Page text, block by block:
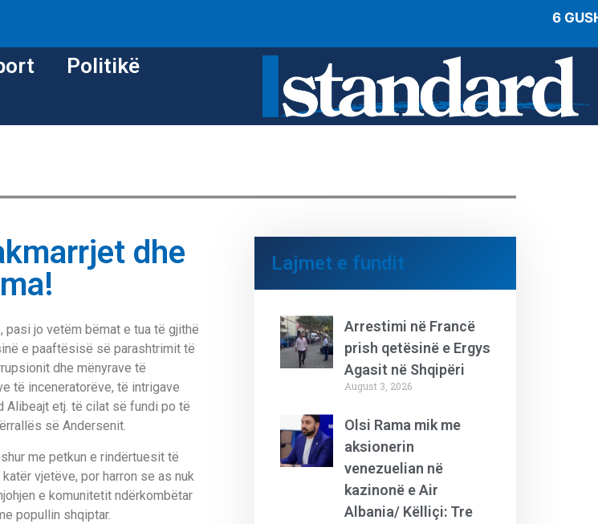
6
Politikë
dhe
jo vetëm bëmat e tua të gjithë
e paaftësisë së parashtrimit të
dhe mënyrave të
të inceneratorëve, të intrigave
Alibeajt etj. të cilat së fundi po të
së Andersenit.
me petkun e rindërtuesit të
vjetëve, por harron se as nuk
e komunitetit ndërkombëtar
popullin shqiptar.
Lajmet e fundit
Arrestimi në Francë
prish qetësinë e Ergys
Agasit në Shqipëri
August 3, 2026
Olsi Rama mik me
aksionerin
venezuelian në
kazinonë e Air
Albania/ Këlliçi: Tre